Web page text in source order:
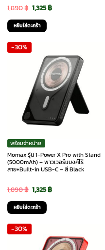
1,890฿ Original
price
was:
1,325฿Current
หยิบใส่ตะกร้า
-30%
พร้อมจำหน่าย
Momax รุ่น 1-Power X Pro with Stand
(5000mAh) – พาวเวอร์แบงค์ไร้
สาย+Built-in USB-C – สี Black
1,890฿ Original
price
was:
1,325฿Current
หยิบใส่ตะกร้า
-30%